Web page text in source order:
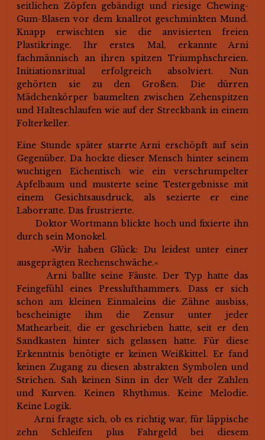
seitlichen Zöpfen gebändigt und riesige Chewing-
Gum-Blasen vor dem knallrot geschminkten Mund.
Knapp erwischten sie die anvisierten freien
Plastikringe. Ihr erstes Mal, erkannte Arni
fachmännisch an ihren spitzen Triumphschreien.
Initiationsritual erfolgreich absolviert. Nun
gehörten sie zu den Großen. Die dürren
Mädchenkörper baumelten zwischen Zehenspitzen
und Halteschlaufen wie auf der Streckbank in einem
Folterkeller.
Eine Stunde später starrte Arni erschöpft auf sein
Gegenüber. Da hockte dieser Mensch hinter seinem
wuchtigen Eichentisch wie ein verschrumpelter
Apfelbaum und musterte seine Testergebnisse mit
einem Gesichtsausdruck, als sezierte er eine
Laborratte. Das frustrierte.
Doktor Wortmann blickte hoch und fixierte ihn
durch sein Monokel.
»Wir haben Glück: Du leidest unter einer
ausgeprägten Rechenschwäche.«
Arni ballte seine Fäuste. Der Typ hatte das
Feingefühl eines Presslufthammers. Dass er sich
schon am kleinen Einmaleins die Zähne ausbiss,
bescheinigte ihm die Zensur unter jeder
Mathearbeit, die er geschrieben hatte, seit er den
Sandkasten hinter sich gelassen hatte. Für diese
Erkenntnis benötigte er keinen Weißkittel. Er fand
keinen Zugang zu diesen abstrakten Symbolen und
Strichen. Sah keinen Sinn in der Welt der Zahlen
und Kurven. Keinen Rhythmus. Keine Melodie.
Keine Logik.
Arni fragte sich, ob es richtig war, für läppische
zehn Schleifen plus Fahrgeld bei diesem